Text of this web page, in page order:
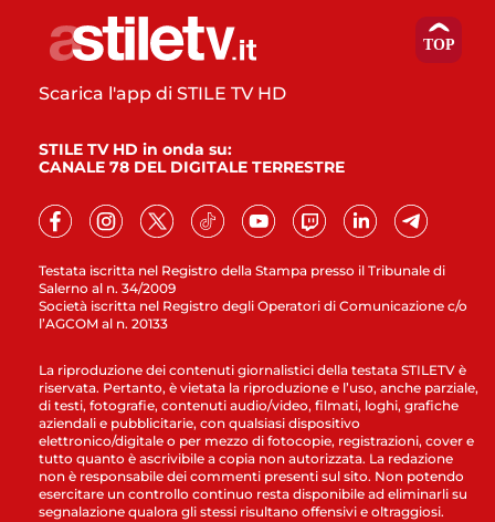
Testata iscritta nel Registro della Stampa presso il Tribunale di
Salerno al n. 34/2009
Società iscritta nel Registro degli Operatori di Comunicazione c/o
l’AGCOM al n. 20133
Scarica l'app di STILE TV HD
STILE TV HD in onda su:
CANALE 78 DEL DIGITALE TERRESTRE
La riproduzione dei contenuti giornalistici della testata STILETV è
riservata. Pertanto, è vietata la riproduzione e l’uso, anche parziale,
di testi, fotografie, contenuti audio/video, filmati, loghi, grafiche
aziendali e pubblicitarie, con qualsiasi dispositivo
elettronico/digitale o per mezzo di fotocopie, registrazioni, cover e
tutto quanto è ascrivibile a copia non autorizzata. La redazione
non è responsabile dei commenti presenti sul sito. Non potendo
esercitare un controllo continuo resta disponibile ad eliminarli su
segnalazione qualora gli stessi risultano offensivi e oltraggiosi.